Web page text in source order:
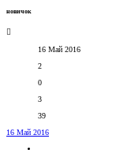
новичок
16 Май 2016
2
0
3
39
16 Май 2016